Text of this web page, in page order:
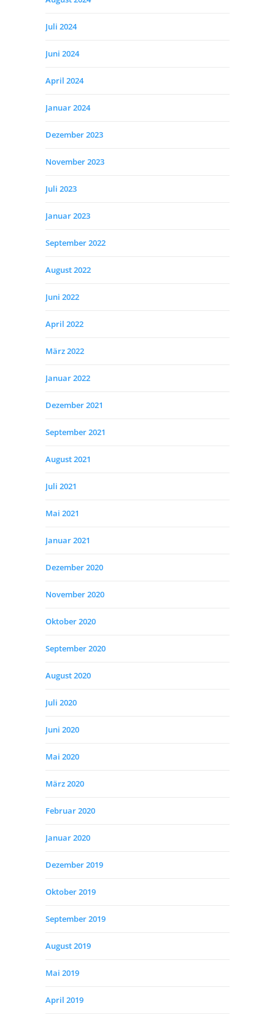
Juli 2024
Juni 2024
April 2024
Januar 2024
Dezember 2023
November 2023
Juli 2023
Januar 2023
September 2022
August 2022
Juni 2022
April 2022
März 2022
Januar 2022
Dezember 2021
September 2021
August 2021
Juli 2021
Mai 2021
Januar 2021
Dezember 2020
November 2020
Oktober 2020
September 2020
August 2020
Juli 2020
Juni 2020
Mai 2020
März 2020
Februar 2020
Januar 2020
Dezember 2019
Oktober 2019
September 2019
August 2019
Mai 2019
April 2019